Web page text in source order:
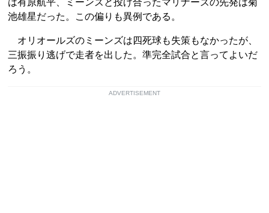
池雄星だった。この偏りも異例である。
オリオールズのミーンズは四死球も失策もなかったが、
三振振り逃げで走者を出した。準完全試合と言ってよいだ
ろう。
ADVERTISEMENT